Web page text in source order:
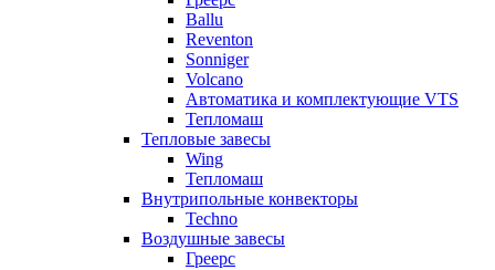
Ballu
Reventon
Sonniger
Volcano
Автоматика и комплектующие VTS
Тепломаш
Тепловые завесы
Wing
Тепломаш
Внутрипольные конвекторы
Techno
Воздушные завесы
Греерс